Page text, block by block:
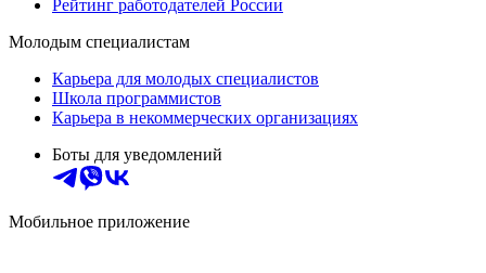
Рейтинг работодателей России
Молодым специалистам
Карьера для молодых специалистов
Школа программистов
Карьера в некоммерческих организациях
Боты для уведомлений
Мобильное приложение